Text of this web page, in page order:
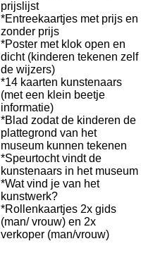
prijslijst
*Entreekaartjes met prijs en
zonder prijs
*Poster met klok open en
dicht (kinderen tekenen zelf
de wijzers)
*14 kaarten kunstenaars
(met een klein beetje
informatie)
*Blad zodat de kinderen de
plattegrond van het
museum kunnen tekenen
*Speurtocht vindt de
kunstenaars in het museum
*Wat vind je van het
kunstwerk?
*Rollenkaartjes 2x gids
(man/ vrouw) en 2x
verkoper (man/vrouw)